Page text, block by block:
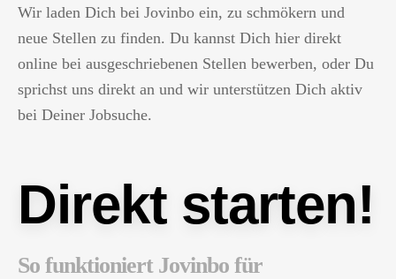
Wir laden Dich bei Jovinbo ein, zu schmökern und
neue Stellen zu finden. Du kannst Dich hier direkt
online bei ausgeschriebenen Stellen bewerben, oder Du
sprichst uns direkt an und wir unterstützen Dich aktiv
bei Deiner Jobsuche.
Direkt starten!
So funktioniert Jovinbo für